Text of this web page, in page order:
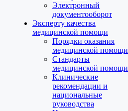
Электронный
документооборот
Эксперту качества
медицинской помощи
Порядки оказания
медицинской помощи
Стандарты
медицинской помощи
Клинические
рекомендации и
национальные
руководства